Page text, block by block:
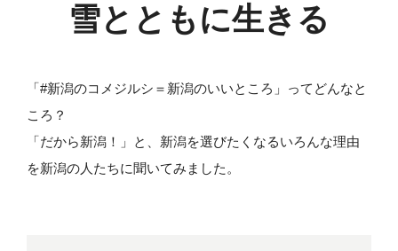
雪とともに生きる
「#新潟のコメジルシ＝新潟のいいところ」ってどんなと
ころ？
「だから新潟！」と、新潟を選びたくなるいろんな理由
を新潟の人たちに聞いてみました。